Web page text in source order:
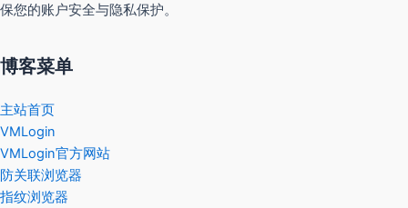
保您的账户安全与隐私保护。
博客菜单
主站首页
VMLogin
VMLogin官方网站
防关联浏览器
指纹浏览器